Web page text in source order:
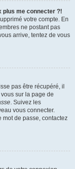
plus me connecter ?!
votre compte. En
ne postant pas
arrive, tentez de vous
pas être récupéré, il
sur la page de
. Suivez les
vous connecter.
de passe, contactez